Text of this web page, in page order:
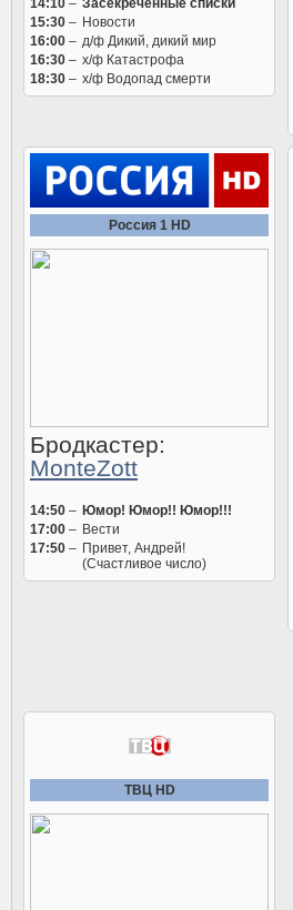
14:10 – Заcекрeченные списки
15:30 – Новости
16:00 – д/ф Дикий, дикий мир
16:30 – х/ф Катастрофа
18:30 – х/ф Водопад смерти
Россия 1 HD
Бродкастер:
MonteZott
14:50 – Юмор! Юмор!! Юмор!!!
17:00 – Вести
17:50 – Привет, Андрей!
(Счастливое число)
ТВЦ HD